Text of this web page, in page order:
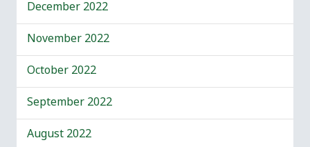
December 2022
November 2022
October 2022
September 2022
August 2022